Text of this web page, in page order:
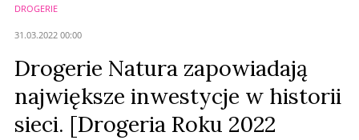
DROGERIE
31.03.2022 00:00
Drogerie Natura zapowiadają
największe inwestycje w historii
sieci. [Drogeria Roku 2022